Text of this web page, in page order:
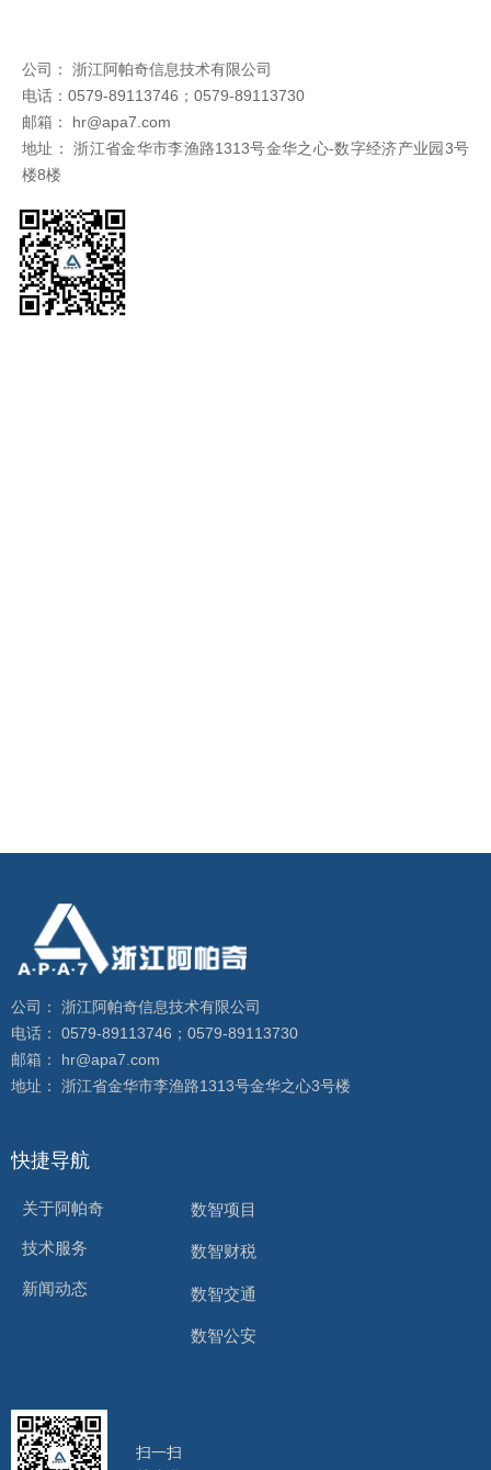
公司： 浙江阿帕奇信息技术有限公司
电话：0579-89113746；0579-89113730
邮箱： hr@apa7.com
地址： 浙江省金华市李渔路1313号金华之心-数字经济产业园3号
楼8楼
扫一扫
公司： 浙江阿帕奇信息技术有限公司
电话： 0579-89113746；0579-89113730
邮箱： hr@apa7.com
地址： 浙江省金华市李渔路1313号金华之心3号楼
关于阿帕奇
技术服务
新闻动态
数智项目
数智财税
数智交通
数智公安
快捷导航